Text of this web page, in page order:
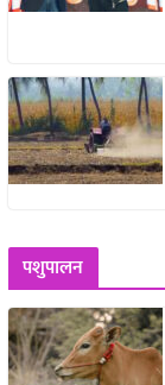
पशुपालन